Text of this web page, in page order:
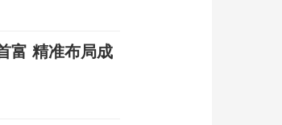
富 精准布局成